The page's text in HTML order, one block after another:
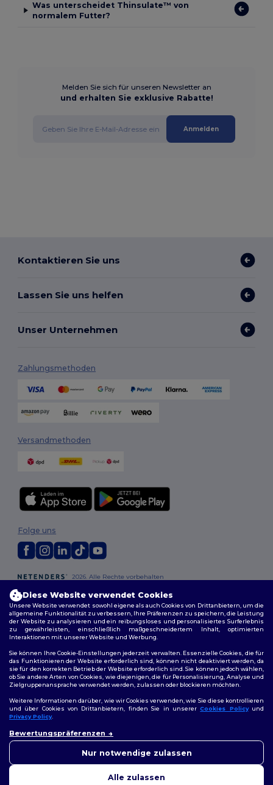
Was unterscheidet Thinsulate™ von
normalem Futter?
Melden Sie sich für unseren Newsletter an
und erhalten Sie exklusive Rabatte!
Anmelden
Kontaktieren Sie uns
Lassen Sie uns helfen
Unser Unternehmen
Zahlungsmethoden
Versandmethoden
2026. Alle Rechte vorbehalten
Datenschutzbestimmungen|Cookie-Richtlinie|
Folge uns
Berlin| Hamburg|München|Köln |Frankfurt | Essen| Dortmund|
Stuttgart|Düsseldorf|Bremen
Diese Website verwendet Cookies
Unsere Website verwendet sowohl eigene als auch Cookies von Drittanbietern, um die
allgemeine Funktionalität zu verbessern, Ihre Präferenzen zu speichern, die Leistung
der Website zu analysieren und ein reibungsloses und personalisiertes Surferlebnis
zu gewährleisten, einschließlich maßgeschneidertem Inhalt, optimierten
Interaktionen mit unserer Website und Werbung.
Sie können Ihre Cookie-Einstellungen jederzeit verwalten. Essenzielle Cookies, die für
das Funktionieren der Website erforderlich sind, können nicht deaktiviert werden, da
sie für den korrekten Betrieb der Website erforderlich sind. Sie können jedoch wählen,
ob Sie andere Arten von Cookies, wie diejenigen, die für Personalisierung, Analyse und
Zielgruppenansprache verwendet werden, zulassen oder blockieren möchten.
Weitere Informationen darüber, wie wir Cookies verwenden, wie Sie diese kontrollieren
und über Cookies von Drittanbietern, finden Sie in unsererCookies Policyund
Privacy Policy.
Bewertungspräferenzen
Nur notwendige zulassen
Alle zulassen
uns jederzeit kontaktieren.
Ihnen zu helfen.